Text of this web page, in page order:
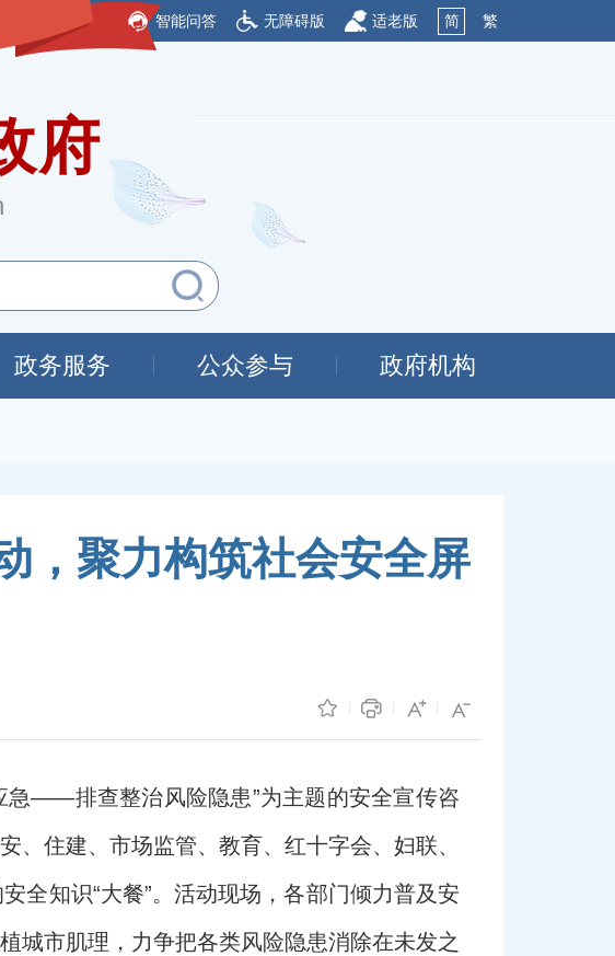
智能问答 无障碍版 适老版 简 繁
府
政务服务 公众参与 政府机构
，聚力构筑社会安全屏
急——排查整治风险隐患”为主题的安全宣传咨
住建、市场监管、教育、红十字会、妇联、
全知识“大餐”。活动现场，各部门倾力普及安
城市肌理，力争把各类风险隐患消除在未发之